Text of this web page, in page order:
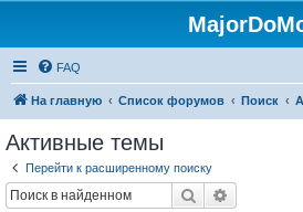
FAQ
На главную Список форумов Поиск
Активные темы
Перейти к расширенному поиску
Поиск